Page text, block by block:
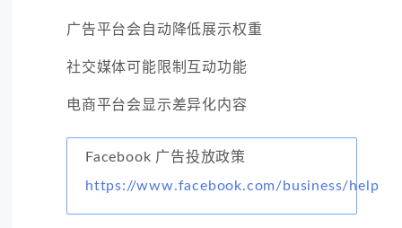
广告平台会自动降低展示权重
社交媒体可能限制互动功能
电商平台会显示差异化内容
Facebook 广告投放政策
https://www.facebook.com/business/help